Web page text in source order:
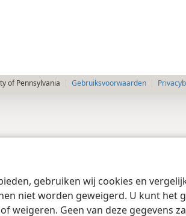
gebruiken wij cookies en
niet worden geweigerd. U kunt het
weigeren. Geen van deze gegevens
of Pennsylvania Gebruiksvoorwaarden